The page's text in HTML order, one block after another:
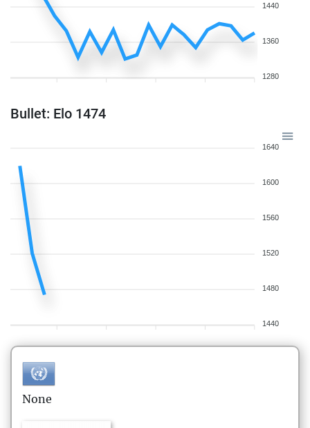
1440
1360
1280
Bullet: Elo 1474
1640
1600
1560
1520
1480
1440
None